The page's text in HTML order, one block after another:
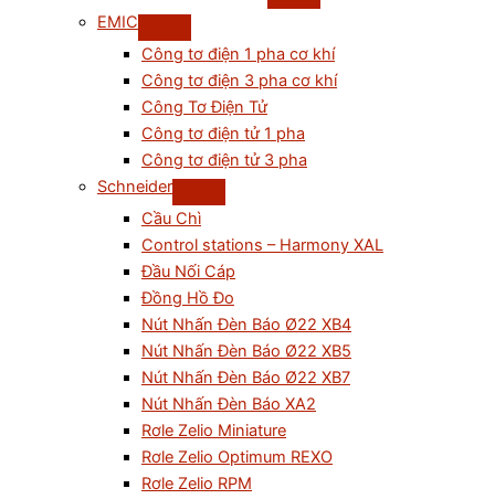
EMIC
Công tơ điện 1 pha cơ khí
Công tơ điện 3 pha cơ khí
Công Tơ Điện Tử
Công tơ điện tử 1 pha
Công tơ điện tử 3 pha
Schneider
Cầu Chì
Control stations – Harmony XAL
Đầu Nối Cáp
Đồng Hồ Đo
Nút Nhấn Đèn Báo Ø22 XB4
Nút Nhấn Đèn Báo Ø22 XB5
Nút Nhấn Đèn Báo Ø22 XB7
Nút Nhấn Đèn Báo XA2
Rơle Zelio Miniature
Rơle Zelio Optimum REXO
Rơle Zelio RPM